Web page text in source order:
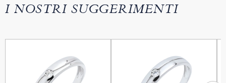
I NOSTRI SUGGERIMENTI